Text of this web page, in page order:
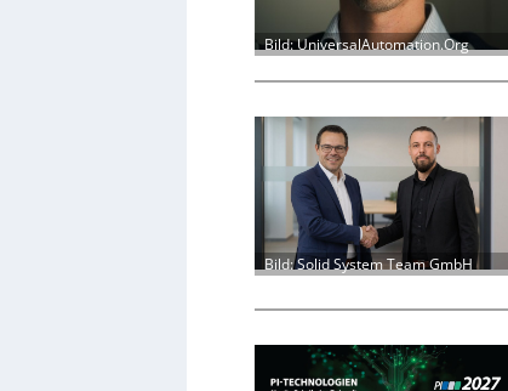
Bild: UniversalAutomation.Org
Bild: Solid System Team GmbH